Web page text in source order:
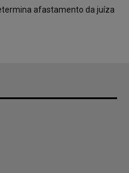
afastamento da juíza